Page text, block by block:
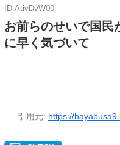
ID:AtivDvW00
お前らのせいで国民
に早く気づいて
引用元: https://